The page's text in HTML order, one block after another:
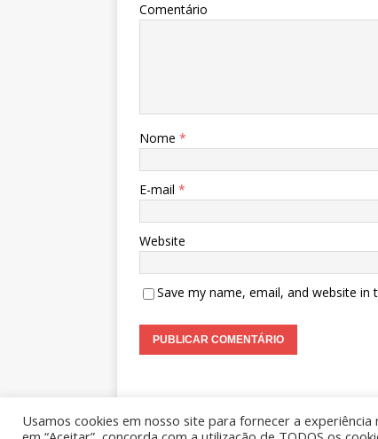
Comentário
Nome *
E-mail *
Website
Save my name, email, and website
Copyright © 2026 | WordPress Theme byMH
Usamos cookies em nosso site para fornecer a